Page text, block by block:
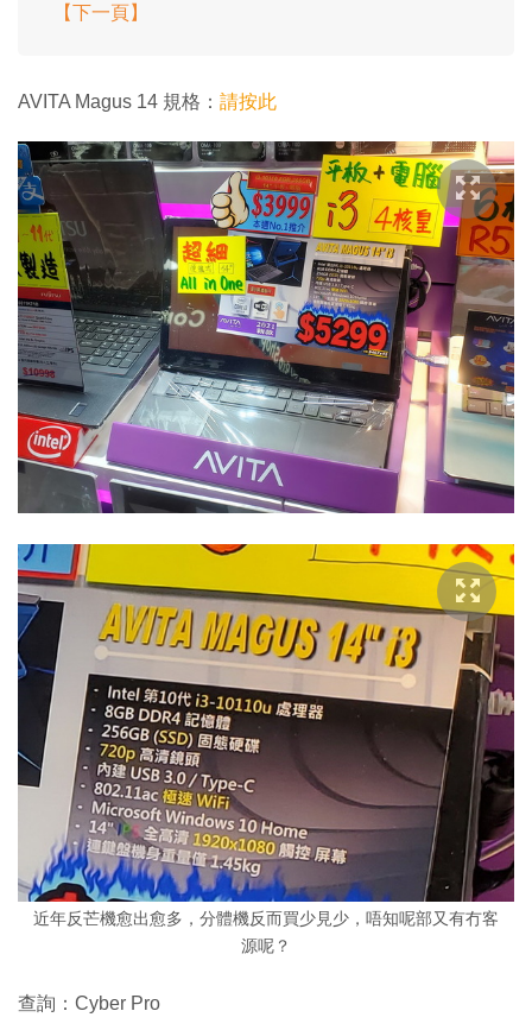
【下一頁】
AVITA Magus 14 規格： 請按此
近年反芒機愈出愈多，分體機反而買少見少，唔知呢部又有冇客
源呢？
查詢：Cyber Pro